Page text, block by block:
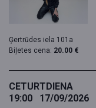
Ģertrūdes iela 101a
Biļetes cena: 20.00 €
CETURTDIENA
19:00
17/09/2026